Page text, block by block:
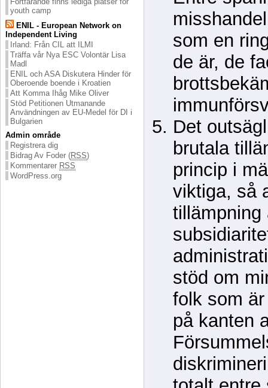
youth camp
ENIL - European Network on
Independent Living
Irland: Från CIL att ILMI
Träffa vår Nya ESC Volontär Lisa
Madl
ENIL och ASA Diskutera Hinder för
Oberoende boende i Kroatien
Att Komma Ihåg Mike Oliver
Stöd Petitionen Utmanande
Användningen av EU-Medel för DI i
Bulgarien
Admin område
Registrera dig
Bidrag Av Foder (RSS)
Kommentarer RSS
WordPress.org
som en
de är, de
Det
brutala
princip i
viktiga, så
tillämpning
stöd om
folk som
på kanten